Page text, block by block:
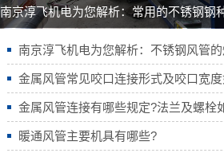
南京淳飞机电为您解析：常用的不锈钢钢
南京淳飞机电为您解析：不锈钢风管
金属风管常见咬口连接形式及咬口宽
金属风管连接有哪些规定?法兰及螺栓
暖通风管主要机具有哪些?